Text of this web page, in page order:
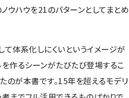
ウハウを21のパターンとしてまとめ
て体系化しにくいというイメージが
作るシーンがたびたび登場するこ
のが本書です。15年を超えるモデリ